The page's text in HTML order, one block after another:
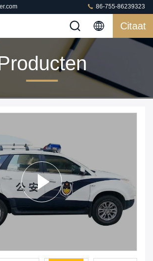
86-755-86239323
Citaat